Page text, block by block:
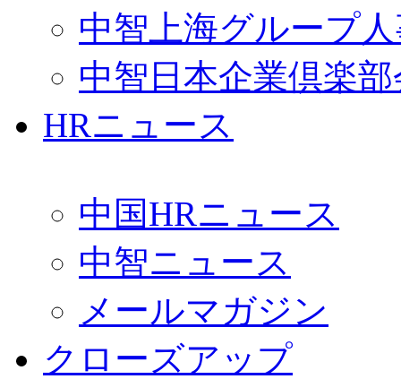
中智上海グループ
中智日本企業倶楽
HRニュース
中国HRニュース
中智ニュース
メールマガジン
クローズアップ